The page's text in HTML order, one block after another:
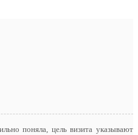
поняла, цель визита указывают